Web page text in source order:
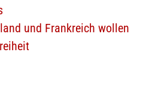
und Frankreich wollen